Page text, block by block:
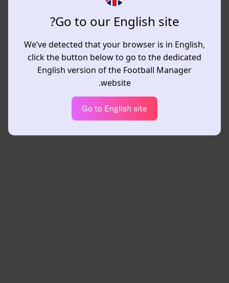
Go to our English site?
We’ve detected that your browser is in English,
click the button below to go to the dedicated
English version of the Football Manager
website.
Go to English site